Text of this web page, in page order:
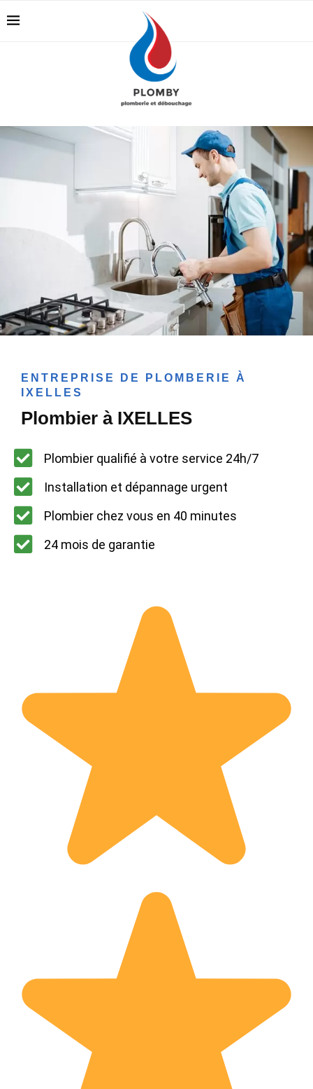
ENTREPRISE DE PLOMBERIE À
IXELLES
Plombier à IXELLES
Plombier qualifié à votre service 24h/7
Installation et dépannage urgent
Plombier chez vous en 40 minutes
24 mois de garantie